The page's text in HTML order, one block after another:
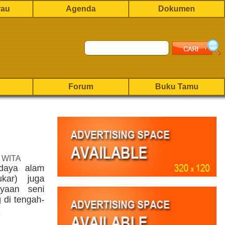
Agenda Dokumen
Forum Buku Tamu
alam
juga
seni
di tengah-